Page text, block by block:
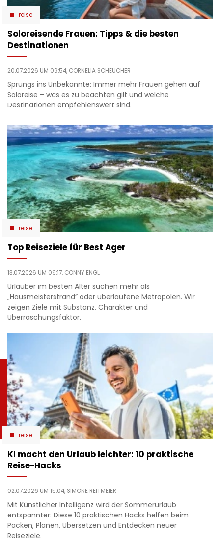
reise
Soloreisende Frauen: Tipps & die besten
Destinationen
20.07.2026 UM 09:54, CORNELIA SCHEUCHER
Sprungs ins Unbekannte: Immer mehr Frauen gehen auf
Soloreise – was es zu beachten gilt und welche
Destinationen empfehlenswert sind.
reise
Top Reiseziele für Best Ager
13.07.2026 UM 09:17, CONNY ENGL
Urlauber im besten Alter suchen mehr als
„Hausmeisterstrand” oder überlaufene Metropolen. Wir
zeigen Ziele mit Substanz, Charakter und
Überraschungsfaktor.
reise
KI macht den Urlaub leichter: 10 praktische
Reise-Hacks
02.07.2026 UM 15:04, SIMONE REITMEIER
Mit Künstlicher Intelligenz wird der Sommerurlaub
entspannter: Diese 10 praktischen Hacks helfen beim
Packen, Planen, Übersetzen und Entdecken neuer
Reiseziele.